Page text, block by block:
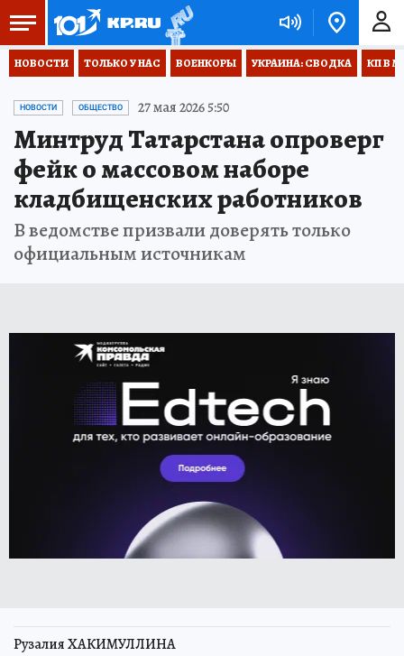
НОВОСТИ ТОЛЬКО У НАС ВОЕНКОРЫ УКРАИНА: СВОДКА КП В
НОВОСТИ ОБЩЕСТВО 27 мая 2026 5:50
Минтруд Татарстана опроверг
фейк о массовом наборе
кладбищенских работников
В ведомстве призвали доверять только
официальным источникам
Рузалия ХАКИМУЛЛИНА